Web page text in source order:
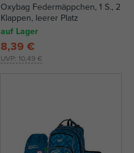
Oxybag Federmäppchen, 1 S., 2
Klappen, leerer Platz
auf Lager
UVP: 10,49 €
8,39 €